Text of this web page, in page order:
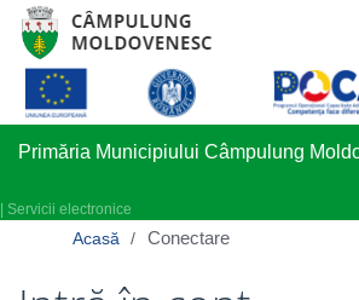
Primăria Municipiului Câmpulung
| Servicii electronice
Acasă Conectare